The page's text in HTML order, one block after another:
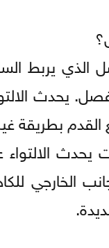
الذي يربط
يحدث
بطريقة
الخارجي